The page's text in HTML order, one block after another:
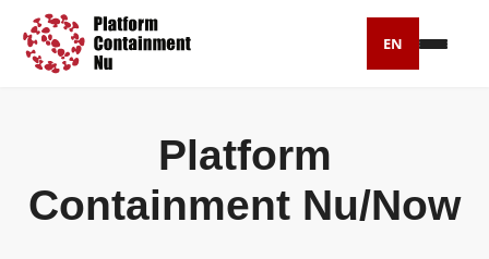
Pers
EN
Platform
Containment Nu/Now